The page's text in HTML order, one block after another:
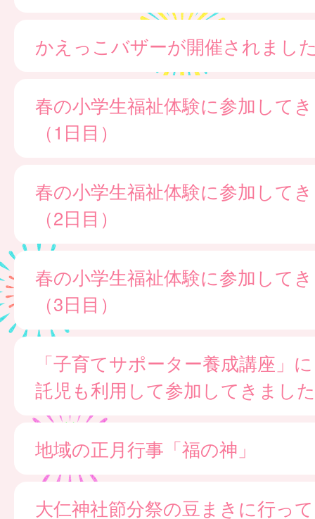
かえっこバザーが開催されまし
春の小学生福祉体験に参加して
（1日目）
春の小学生福祉体験に参加して
（2日目）
春の小学生福祉体験に参加して
（3日目）
「子育てサポーター養成講座」に
託児も利用して参加してきまし
地域の正月行事「福の神」
大仁神社節分祭の豆まきに行っ